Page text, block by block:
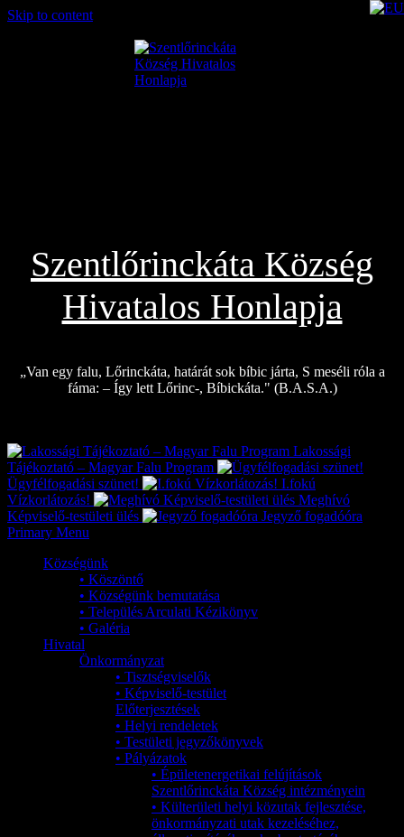
Skip to content
Szentlőrinckáta Község
Hivatalos Honlapja
„Van egy falu, Lőrinckáta, határát sok bíbic járta, S meséli róla a
fáma: – Így lett Lőrinc-, Bíbickáta." (B.A.S.A.)
Lakossági
Tájékoztató – Magyar Falu Program
Ügyfélfogadási szünet!
I.fokú
Vízkorlátozás!
Meghívó
Képviselő-testületi ülés
Jegyző fogadóóra
Primary Menu
Községünk
• Köszöntő
• Községünk bemutatása
• Település Arculati Kézikönyv
• Galéria
Hivatal
Önkormányzat
• Tisztségviselők
• Képviselő-testület
Előterjesztések
• Helyi rendeletek
• Testületi jegyzőkönyvek
• Pályázatok
• Épületenergetikai felújítások
Szentlőrinckáta Község intézményein
• Külterületi helyi közutak fejlesztése,
önkormányzati utak kezeléséhez,